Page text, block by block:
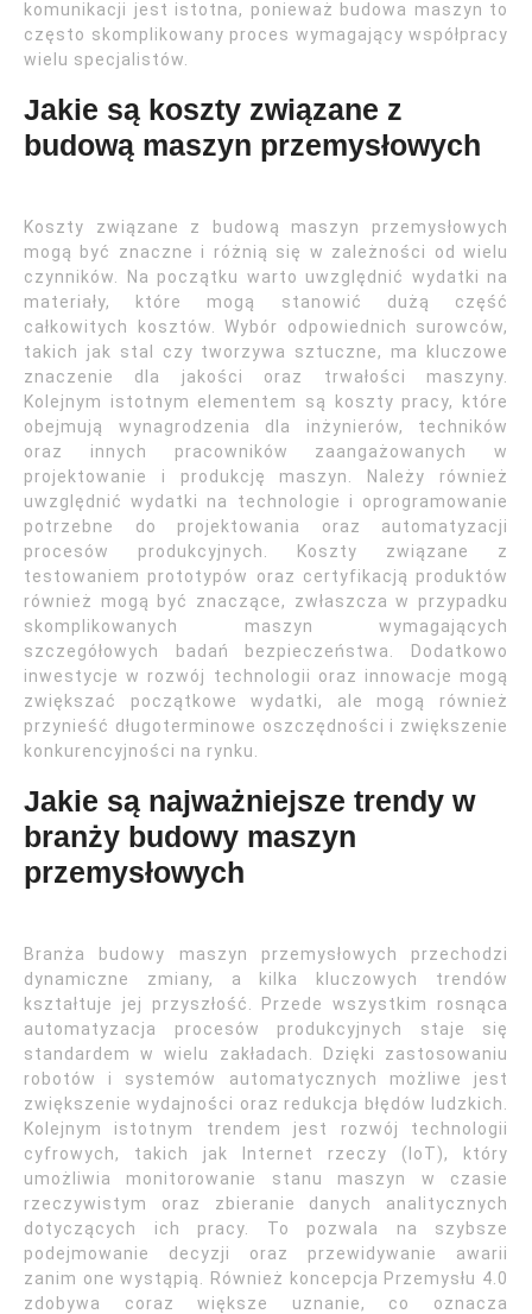
komunikacji jest istotna, ponieważ budowa maszyn to
często skomplikowany proces wymagający współpracy
wielu specjalistów.
Jakie są koszty związane z
budową maszyn przemysłowych
Koszty związane z budową maszyn przemysłowych
mogą być znaczne i różnią się w zależności od wielu
czynników. Na początku warto uwzględnić wydatki na
materiały, które mogą stanowić dużą część
całkowitych kosztów. Wybór odpowiednich surowców,
takich jak stal czy tworzywa sztuczne, ma kluczowe
znaczenie dla jakości oraz trwałości maszyny.
Kolejnym istotnym elementem są koszty pracy, które
obejmują wynagrodzenia dla inżynierów, techników
oraz innych pracowników zaangażowanych w
projektowanie i produkcję maszyn. Należy również
uwzględnić wydatki na technologie i oprogramowanie
potrzebne do projektowania oraz automatyzacji
procesów produkcyjnych. Koszty związane z
testowaniem prototypów oraz certyfikacją produktów
również mogą być znaczące, zwłaszcza w przypadku
skomplikowanych maszyn wymagających
szczegółowych badań bezpieczeństwa. Dodatkowo
inwestycje w rozwój technologii oraz innowacje mogą
zwiększać początkowe wydatki, ale mogą również
przynieść długoterminowe oszczędności i zwiększenie
konkurencyjności na rynku.
Jakie są najważniejsze trendy w
branży budowy maszyn
przemysłowych
Branża budowy maszyn przemysłowych przechodzi
dynamiczne zmiany, a kilka kluczowych trendów
kształtuje jej przyszłość. Przede wszystkim rosnąca
automatyzacja procesów produkcyjnych staje się
standardem w wielu zakładach. Dzięki zastosowaniu
robotów i systemów automatycznych możliwe jest
zwiększenie wydajności oraz redukcja błędów ludzkich.
Kolejnym istotnym trendem jest rozwój technologii
cyfrowych, takich jak Internet rzeczy (IoT), który
umożliwia monitorowanie stanu maszyn w czasie
rzeczywistym oraz zbieranie danych analitycznych
dotyczących ich pracy. To pozwala na szybsze
podejmowanie decyzji oraz przewidywanie awarii
zanim one wystąpią. Również koncepcja Przemysłu 4.0
zdobywa coraz większe uznanie, co oznacza